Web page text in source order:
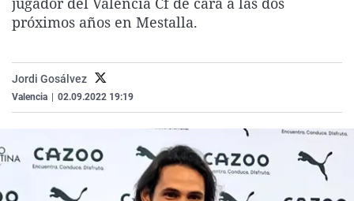
La rosa de los vientos
Como el perro y el
Caso
Equipo de
Extremadura
La Rioja
Virales
Elecciones
próximos años en Mestalla.
Jordi Gosálvez
Valencia 02.09.2022 19:19